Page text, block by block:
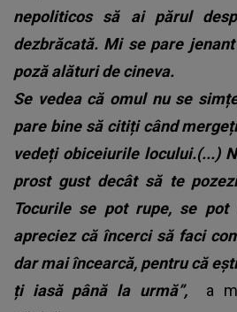
nepoliticos să ai părul
dezbrăcată. Mi se pare
poză alături de cineva.
Se vedea că omul nu se
pare bine să citiți când
vedeți obiceiurile locului.(...)
prost gust decât să te
Tocurile se pot rupe, se pot
apreciez că încerci să faci
dar mai încearcă, pentru că
ți iasă până la urmă”, a